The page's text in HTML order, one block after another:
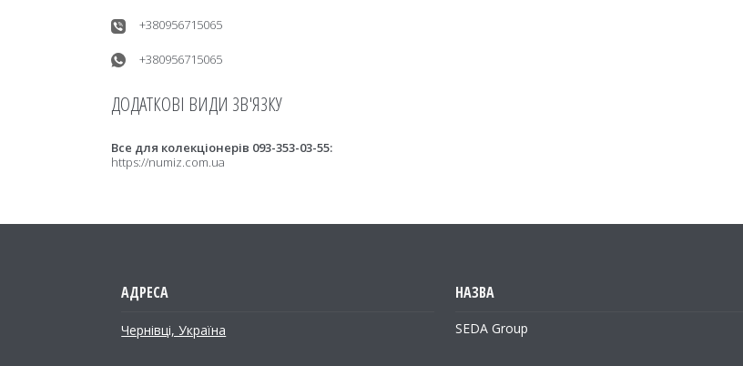
+380956715065
+380956715065
Все для колекціонерів 093-353-03-55
https://numiz.com.ua
Чернівці, Україна SEDA Group